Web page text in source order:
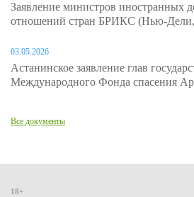
Заявление министров иностранных
отношений стран БРИКС (Нью-Дели,
03.05.2026
Астанинское заявление глав
Международного Фонда спасения
Все документы
18+